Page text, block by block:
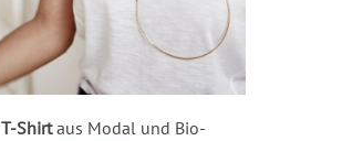
T-Shirtaus Modal und Bio-